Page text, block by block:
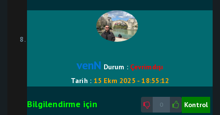
venN Durum : Çevrimdışı
Tarih : 15 Ekm 2025 - 18:55:12
0 Kontrol
Bilgilendirme için